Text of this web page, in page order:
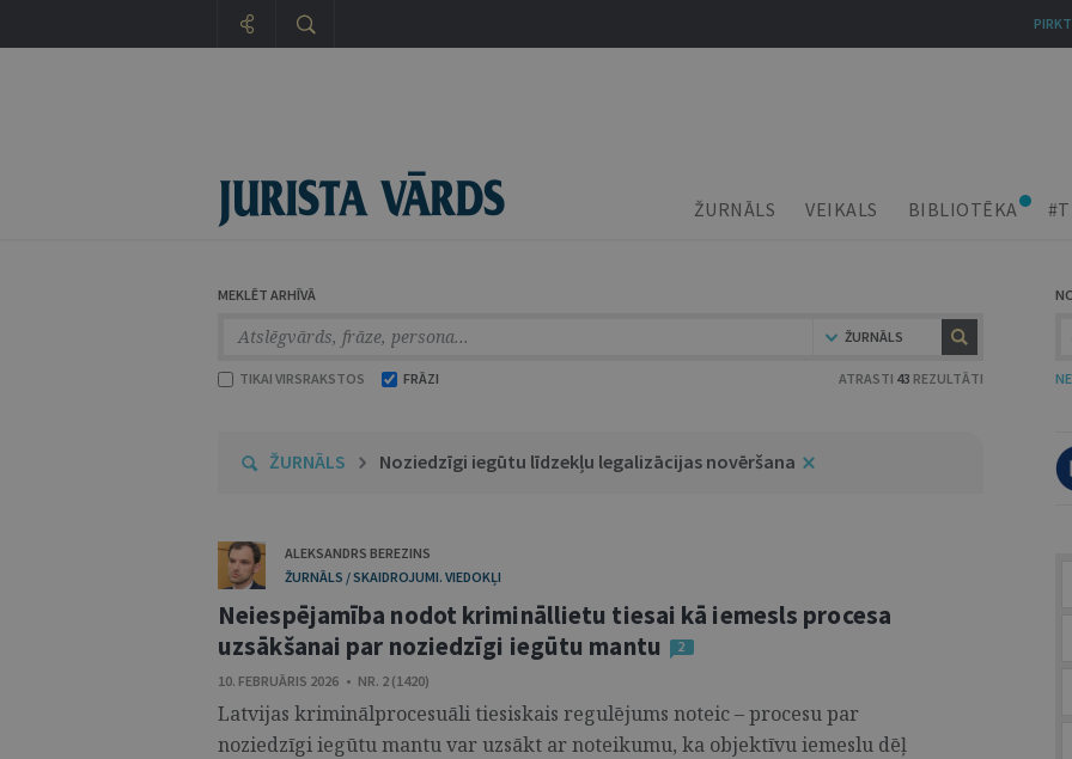
ŽURNĀLS VEIKALS BIBLIOTĒKA
MEKLĒT ARHĪVĀ
ŽURNĀLS
TIKAI VIRSRAKSTOS FRĀZI ATRASTI 43 REZULTĀTI
ŽURNĀLS Noziedzīgi iegūtu līdzekļu legalizācijas novēršana
ALEKSANDRS BEREZINS
ŽURNĀLS / SKAIDROJUMI. VIEDOKĻI
Neiespējamība nodot krimināllietu tiesai kā iemesls procesa
uzsākšanai par noziedzīgi iegūtu mantu
2
10. FEBRUĀRIS 2026 • NR. 2 (1420)
Latvijas kriminālprocesuāli tiesiskais regulējums noteic – procesu par
noziedzīgi iegūtu mantu var uzsākt ar noteikumu, ka objektīvu iemeslu dēļ
PIRKT